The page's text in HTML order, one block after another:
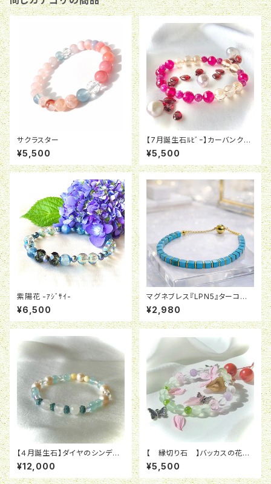
サクラスター
¥5,500
【7月誕生石ﾙﾋﾞｰ】カーバンクル
の魔法
¥5,500
紫陽花 -ｱｼﾞｻｲ-
¥6,500
マグネブレス『LPN5』ターコイ
ズ【1/17（土）18:00販売開始】
¥2,980
【４月誕生石】ダイヤのシンデレ
ラ【ダイヤモンド】
¥12,000
【 縁切り石 】バッカスの花冠
【8月誕生石ペリドット】
¥5,500